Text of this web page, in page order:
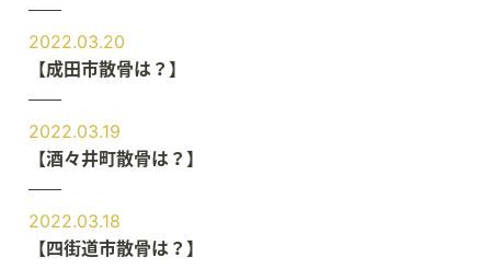
2022.03.20
【成田市散骨は？】
2022.03.19
【酒々井町散骨は？】
2022.03.18
【四街道市散骨は？】